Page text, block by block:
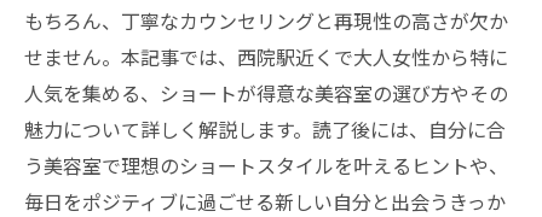
もちろん、丁寧なカウンセリングと再現性の高さが欠か
せません。本記事では、西院駅近くで大人女性から特に
人気を集める、ショートが得意な美容室の選び方やその
魅力について詳しく解説します。読了後には、自分に合
う美容室で理想のショートスタイルを叶えるヒントや、
毎日をポジティブに過ごせる新しい自分と出会うきっか